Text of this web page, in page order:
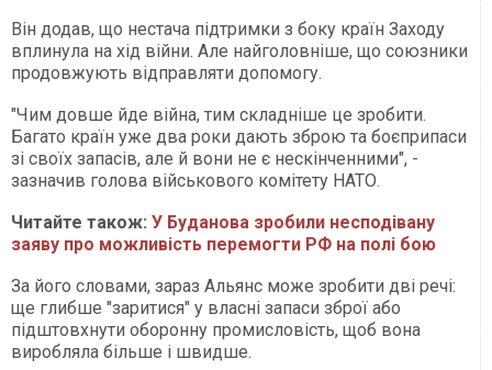
Він додав, що нестача підтримки з боку країн Заходу
вплинула на хід війни. Але найголовніше, що союзники
продовжують відправляти допомогу.
"Чим довше йде війна, тим складніше це зробити.
Багато країн уже два роки дають зброю та боєприпаси
зі своїх запасів, але й вони не є нескінченними", -
зазначив голова військового комітету НАТО.
Читайте також: У Буданова зробили несподівану
заяву про можливість перемогти РФ на полі бою
За його словами, зараз Альянс може зробити дві речі:
ще глибше "заритися" у власні запаси зброї або
підштовхнути оборонну промисловість, щоб вона
виробляла більше і швидше.